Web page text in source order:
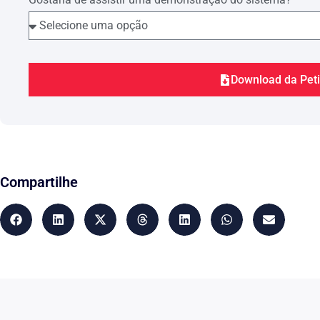
Download da
Compartilhe